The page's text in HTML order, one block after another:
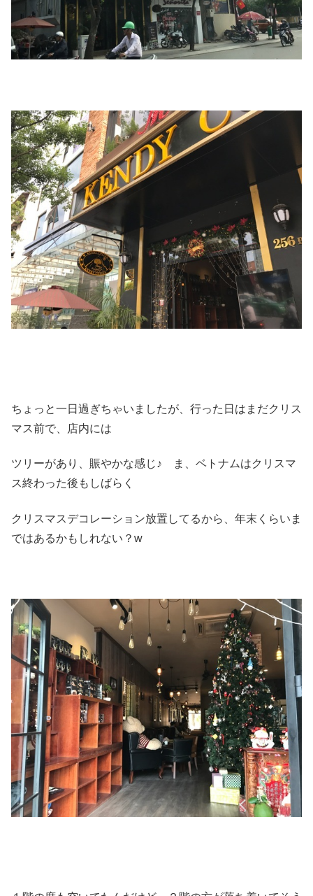
ちょっと一日過ぎちゃいましたが、行った日はまだクリス
マス前で、店内には
ツリーがあり、賑やかな感じ♪ ま、ベトナムはクリスマ
ス終わった後もしばらく
クリスマスデコレーション放置してるから、年末くらいま
ではあるかもしれない？w